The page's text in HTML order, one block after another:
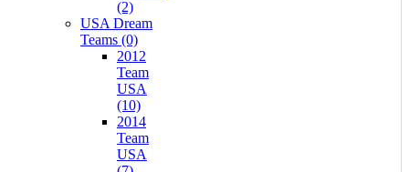
(2)
USA Dream
Teams (0)
2012
Team
USA
(10)
2014
Team
USA